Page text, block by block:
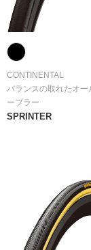
CONTINENTAL
バランスの取れたオー
ーブラー
SPRINTER